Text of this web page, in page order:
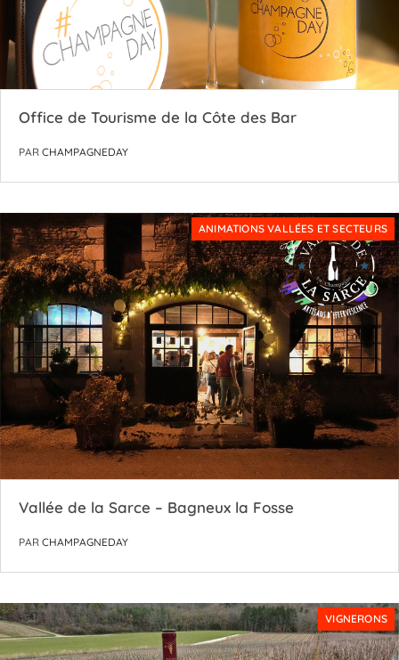
Office de Tourisme de la Côte des Bar
PAR CHAMPAGNEDAY
ANIMATIONS VALLÉES ET SECTEURS
Vallée de la Sarce – Bagneux la Fosse
PAR CHAMPAGNEDAY
VIGNERONS